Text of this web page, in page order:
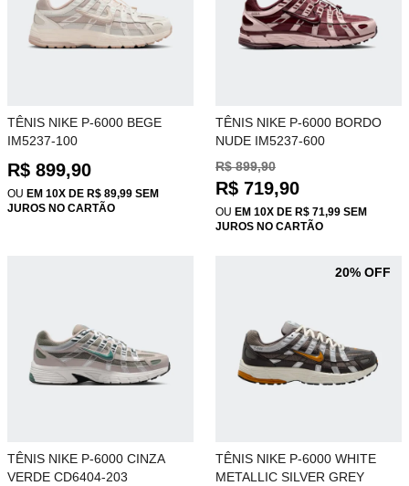
TÊNIS NIKE P-6000 BEGE
IM5237-100
R$ 899,90
OU EM 10X DE R$ 89,99 SEM
JUROS NO CARTÃO
TÊNIS NIKE P-6000 BORDO
NUDE IM5237-600
R$ 899,90
R$ 719,90
OU EM 10X DE R$ 71,99 SEM
JUROS NO CARTÃO
TÊNIS NIKE P-6000 CINZA
VERDE CD6404-203
TÊNIS NIKE P-6000 WHITE
METALLIC SILVER GREY
20% OFF